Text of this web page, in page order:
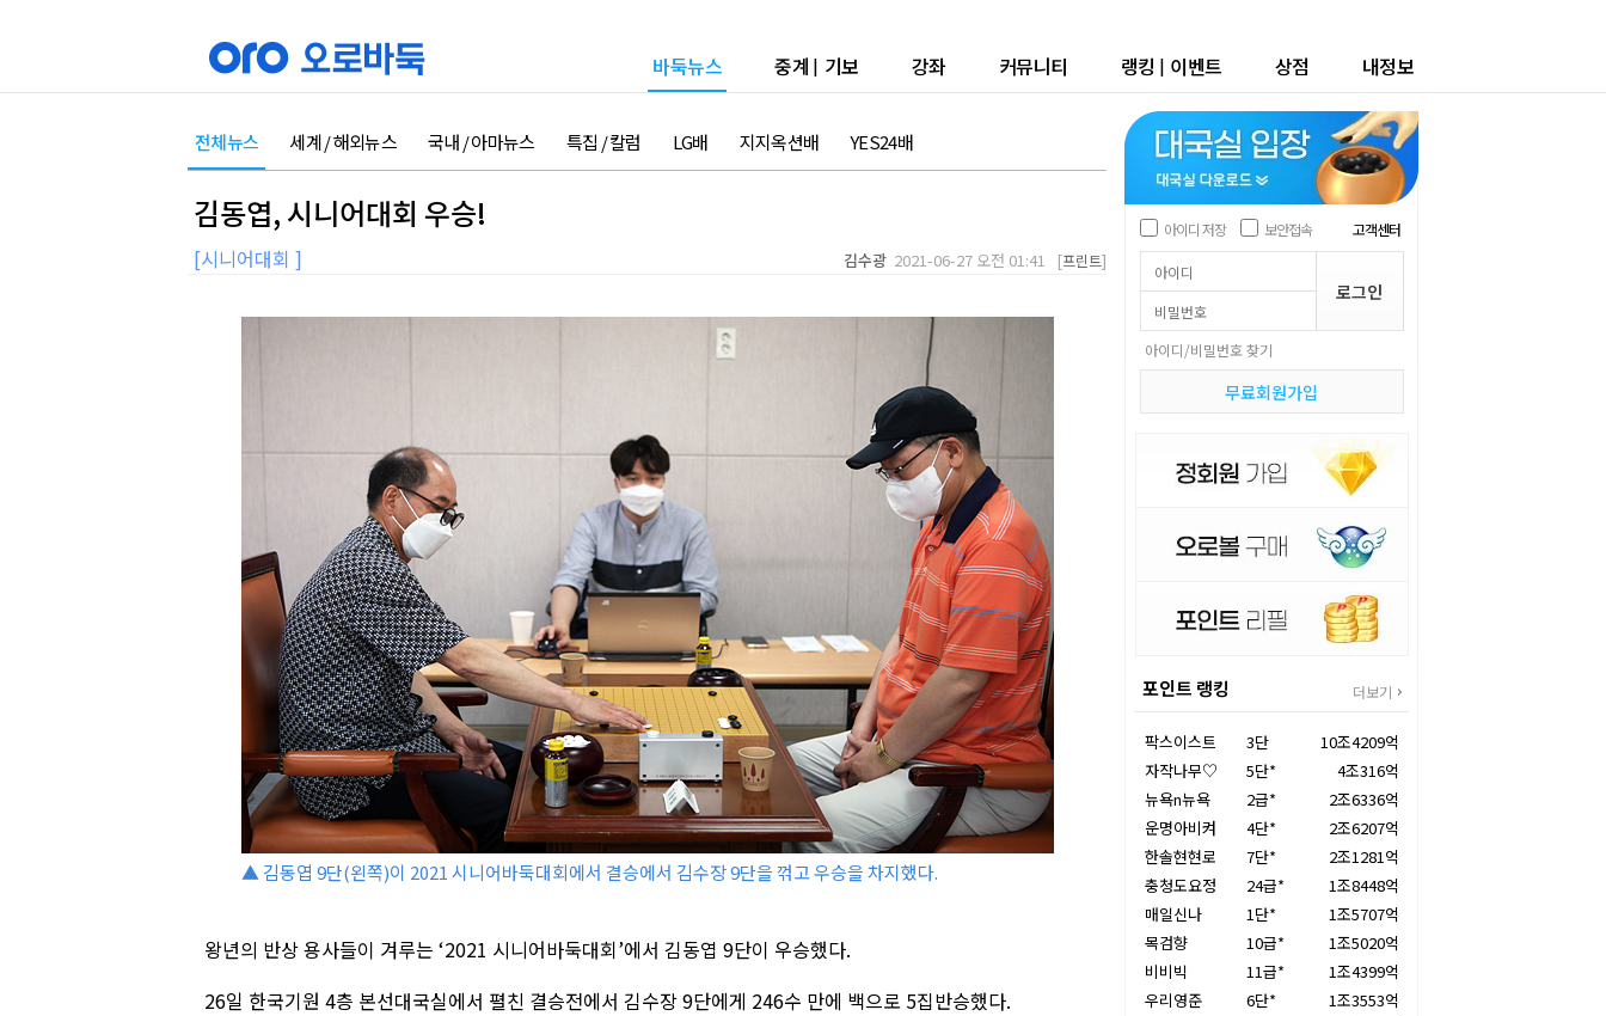
바둑뉴스 중계 | 기보 강좌 커뮤니티 랭킹 | 이벤트 상점 내정보
전체뉴스 세계 / 해외뉴스 국내 / 아마뉴스 특집 / 칼럼 LG배 지지옥션배 YES24배
김동엽, 시니어대회 우승!
[시니어대회 ] 김수광 2021-06-27 오전 01:41 [프린트]
▲ 김동엽 9단(왼쪽)이 2021 시니어바둑대회에서 결승에서 김수장 9단을 꺾고 우승을 차지했다.
왕년의 반상 용사들이 겨루는 ‘2021 시니어바둑대회’에서 김동엽 9단이 우승했다.
26일 한국기원 4층 본선대국실에서 펼친 결승전에서 김수장 9단에게 246수 만에 백으로 5집반승했다.
아이디 저장 보안접속 고객센터
아이디/비밀번호 찾기
무료회원가입
포인트 랭킹 더보기
팍스이스트 3단
10조4209억
자작나무♡
5단*
4조316억
뉴욕n뉴욕
2급*
2조6336억
운명아비켜
4단*
2조6207억
한솔현현로
7단*
2조1281억
충청도요정
24급*
1조8448억
매일신나
1단*
1조5707억
목검향
10급*
1조5020억
비비빅
11급*
1조4399억
우리영준
6단*
1조3553억